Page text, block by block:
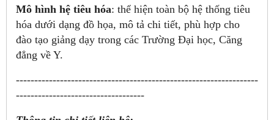
Mô hình hệ tiêu hóa: thể hiện toàn bộ hệ thống tiêu
hóa dưới dạng đồ họa, mô tả chi tiết, phù hợp cho
đào tạo giảng dạy trong các Trường Đại học, Căng
đẳng về Y.
------------------------------------------------------------------
-----------------------------------